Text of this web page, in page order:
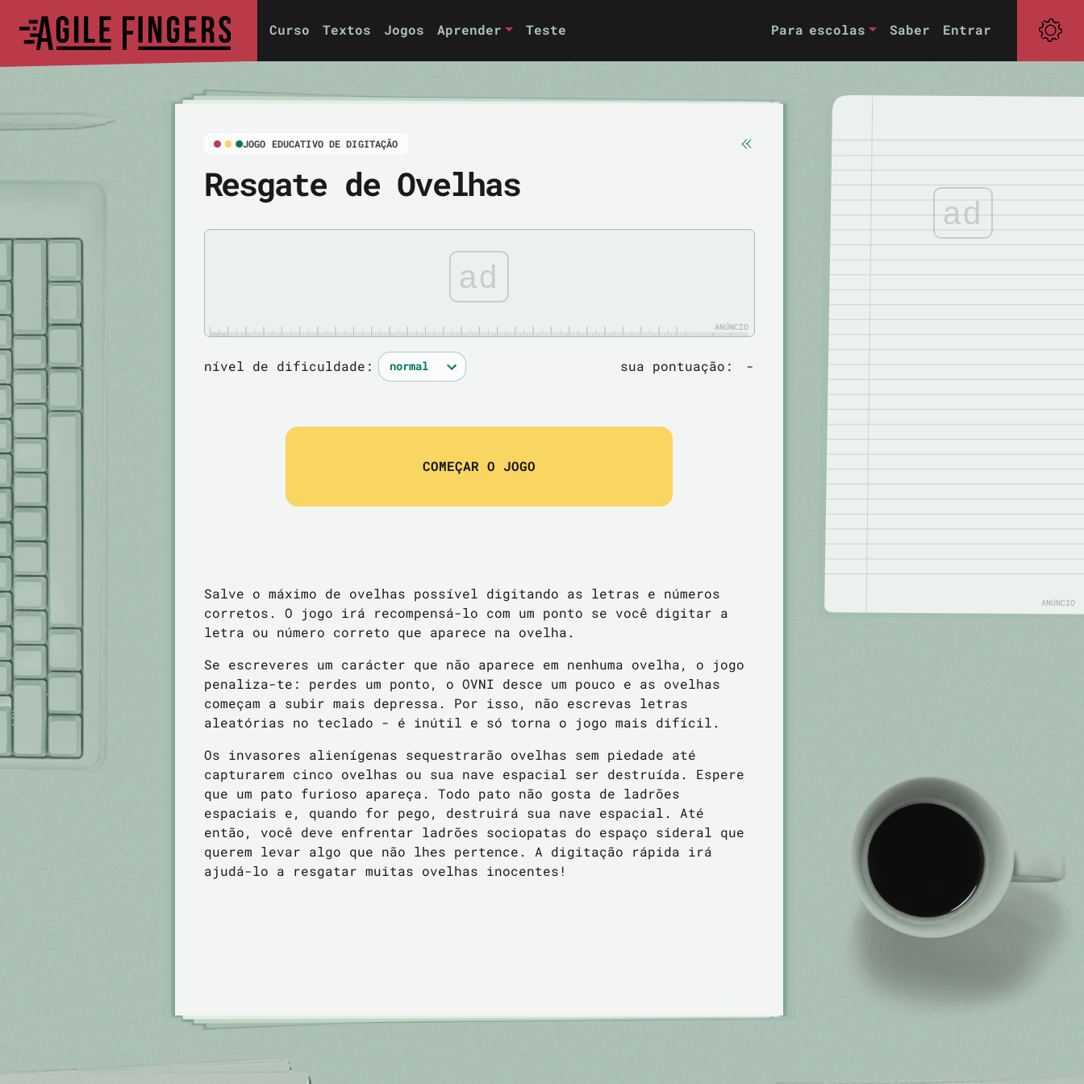
Curso Textos Jogos Aprender Teste Para escolas Saber Entrar
JOGO EDUCATIVO DE DIGITAÇÃO
Resgate de Ovelhas
ad
ANÚNCIO
nível de dificuldade: sua pontuação: -
COMEÇAR O JOGO
Salve o máximo de ovelhas possível digitando as letras e números
corretos. O jogo irá recompensá-lo com um ponto se você digitar a
letra ou número correto que aparece na ovelha.
Se escreveres um carácter que não aparece em nenhuma ovelha, o jogo
penaliza-te: perdes um ponto, o OVNI desce um pouco e as ovelhas
começam a subir mais depressa. Por isso, não escrevas letras
aleatórias no teclado - é inútil e só torna o jogo mais difícil.
Os invasores alienígenas sequestrarão ovelhas sem piedade até
capturarem cinco ovelhas ou sua nave espacial ser destruída. Espere
que um pato furioso apareça. Todo pato não gosta de ladrões
espaciais e, quando for pego, destruirá sua nave espacial. Até
então, você deve enfrentar ladrões sociopatas do espaço sideral que
querem levar algo que não lhes pertence. A digitação rápida irá
ajudá-lo a resgatar muitas ovelhas inocentes!
ad
ANÚNCIO